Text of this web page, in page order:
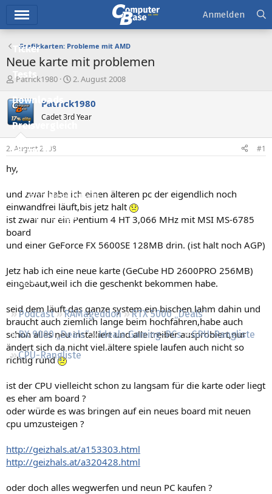
Ticker
Tests
Downloads
Preisvergleich
Forum
Aktuelles
Empfohlene Inhalte
Neue Beiträge
Neueste Aktivitäten
Regeln
Podcast RAMageddon
RTX 5000 „Deals“
RX 9000 „Deals“
Ideale Gaming-PCs
GPU-Rangliste
CPU-Rangliste
Anmelden
Grafikkarten: Probleme mit AMD
Neue karte mit problemen
E
s
t
e
l
e
r
Patrick1980
E
s
t
e
t
2. August 2008
Patrick1980
Cadet 3rd Year
2. August 2008 #1
hy,
und zwar habe ich einen älteren pc der eigendlich noch
einwandfrei läuft,bis jetz halt
ist zwar nur ein Pentium 4 HT 3,066 MHz mit MSI MS-6785
board
und einer GeForce FX 5600SE 128MB drin. (ist halt noch AGP)
Jetz hab ich eine neue karte (GeCube HD 2600PRO 256MB)
eingebaut,weil ich die geschenkt bekommen habe.
seid dem läuft das ganze system ein bischen lahm dahin und
braucht auch ziemlich lange beim hochfahren,habe auch
schon alles neu installiert und alle treiber ausprobiert,nur
ändert sich da nicht viel.ältere spiele laufen auch nicht so
richtig rund
ist der CPU vielleicht schon zu langsam für die karte oder liegt
es eher am board ?
oder würde es was bringen auf ein neues board mit neuen
cpu umzusteigen ?
http://geizhals.at/a153303.html
http://geizhals.at/a320428.html
oder doch alles wegwerfen und neun PC kaufen ?